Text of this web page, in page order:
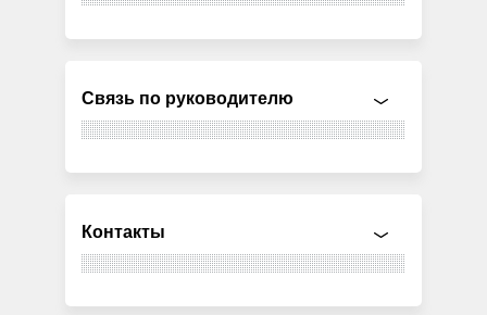
Связь по руководителю
Контакты